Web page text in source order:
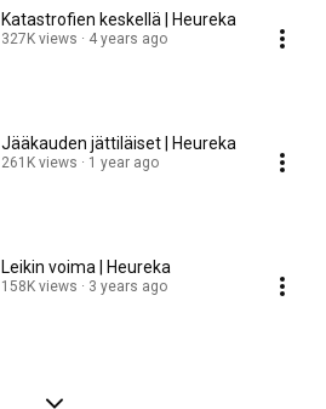
Katastrofien keskellä | Heureka
327K views 4 years ago
Jääkauden jättiläiset | Heureka
261K views 1 year ago
Leikin voima | Heureka
158K views 3 years ago